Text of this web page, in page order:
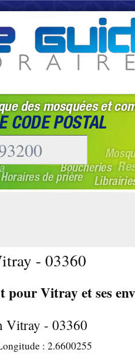
- 03360
pour Vitray et ses
Vitray - 03360
: 2.6600255